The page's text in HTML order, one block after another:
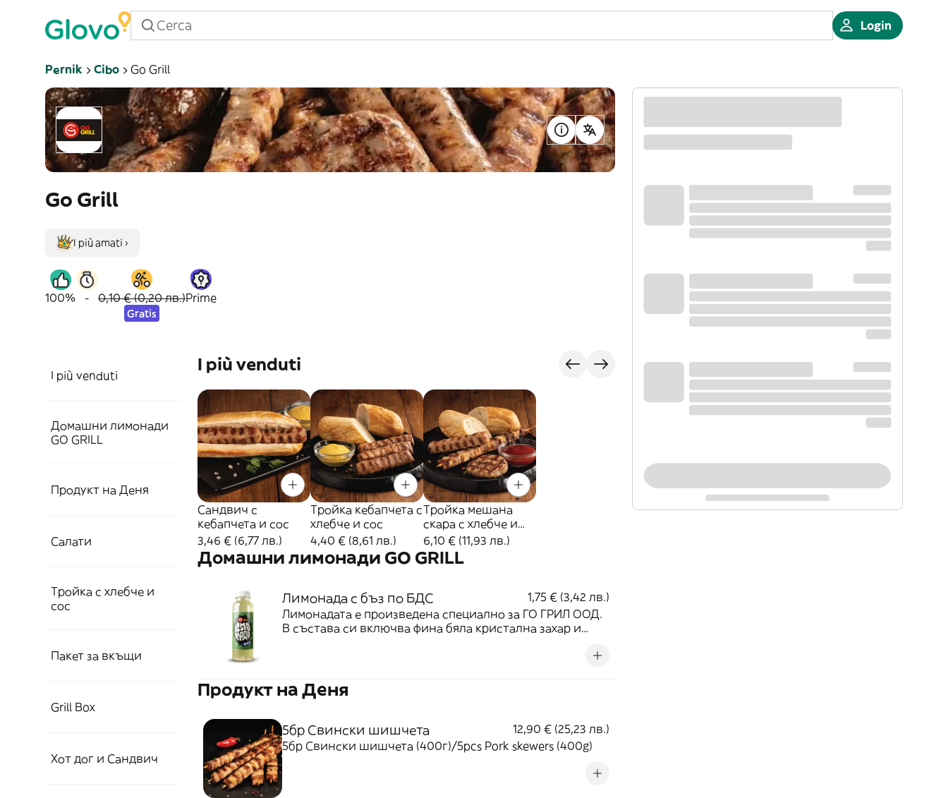
Login
Pernik Cibo Go Grill
Go Grill
I più amati ›
100% - 0,10 € (0,20 лв.)
Gratis
Prime
I più venduti
Домашни лимонади
GO GRILL
Продукт на Деня
Салати
Тройка с хлебче и
сос
Пакет за вкъщи
Grill Box
Хот дог и Сандвич
I più venduti
Сандвич с
кебапчета и сос
3,46 € (6,77 лв.)
Тройка кебапчета с
хлебче и сос
4,40 € (8,61 лв.)
Тройка мешана
скара с хлебче и
сос
6,10 € (11,93 лв.)
Домашни лимонади GO GRILL
Лимонада с бъз по БДС
1,75 € (3,42 лв.)
Лимонадата е произведена специално за ГО ГРИЛ ООД.
В състава си включва фина бяла кристална захар и
- без консерванти, оцветители и подобрители - 400мл
Продукт на Деня
5бр Свински шишчета
12,90 € (25,23 лв.)
5бр Свински шишчета (400г)/5pcs Pork skewers (400g)